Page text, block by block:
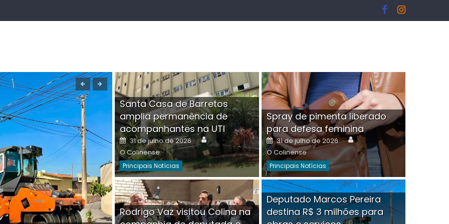
Boutique na Av. Ângelo Martins Tristão é
invadida por criminoso mascarado
Santa Casa de Barretos
amplia permanência de
acompanhantes na UTI
Posted
on
31 de julho de 2026 Author
O Colinense
Principais Notícias
Spray de pimenta liberado
para defesa feminina
Posted
on
31 de julho de 2026 Author
O Colinense
Principais Notícias
Rodrigo Vaz visitou Colina na
Deputado Marcos Pereira
destina R$ 3 milhões para